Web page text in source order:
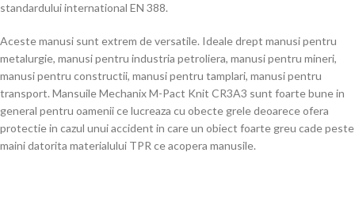
standardului international EN 388.
Aceste manusi sunt extrem de versatile. Ideale drept manusi pentru
metalurgie, manusi pentru industria petroliera, manusi pentru mineri,
manusi pentru constructii, manusi pentru tamplari, manusi pentru
transport. Mansuile Mechanix M-Pact Knit CR3A3 sunt foarte bune in
general pentru oamenii ce lucreaza cu obecte grele deoarece ofera
protectie in cazul unui accident in care un obiect foarte greu cade peste
maini datorita materialului TPR ce acopera manusile.